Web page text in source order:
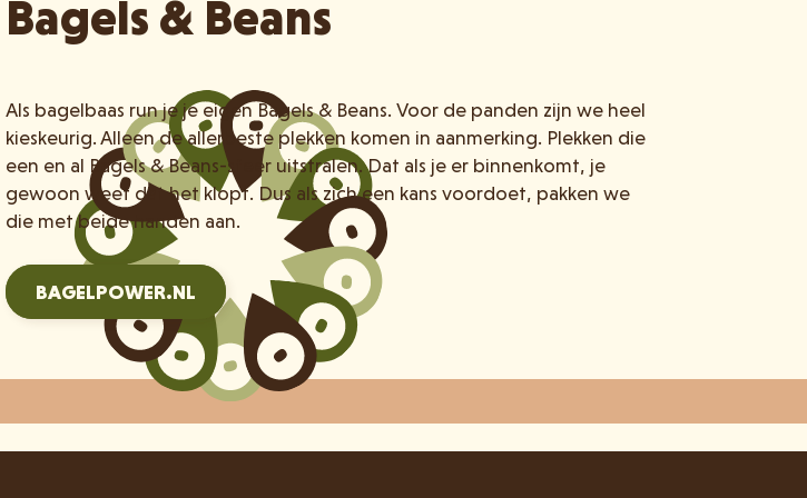
Bagels & Beans
Als bagelbaas run je je eigen Bagels & Beans. Voor de panden zijn we heel
kieskeurig. Alleen de allerbeste plekken komen in aanmerking. Plekken die
een en al Bagels & Beans-sfeer uitstralen. Dat als je er binnenkomt, je
gewoon weet dat het klopt. Dus als zich een kans voordoet, pakken we
die met beide handen aan.
BAGELPOWER.NL